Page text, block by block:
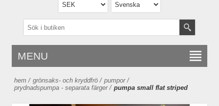
MENU
hem / grönsaks- och kryddfrö / pumpor /
prydnadspumpa - separata färger / pumpa small flat striped